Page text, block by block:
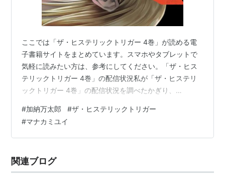
ここでは「ザ・ヒステリックトリガー 4巻」が読める電
子書籍サイトをまとめています。スマホやタブレットで
気軽に読みたい方は、参考にしてください。「ザ・ヒス
テリックトリガー 4巻」の配信状況私が「ザ・ヒステリ
ックトリガー 4巻」の配信状況を調べたかぎり、
いました。 無料作品配信状況リンクまんが王国10,000作
品～690ポイント読む ちなみに、上記サイトで見られる
他のマンガ作品はこんな感じです。 まんが王国で読める
る月の満が如し ―あなたの手を取ったなら―【単話版】
陽の当たる丘 合冊…
#加納万太郎 #ザ・ヒステリックトリガー
#マナカミユイ
関連ブログ